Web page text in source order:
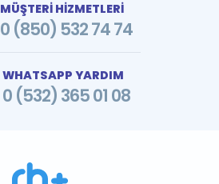
MÜŞTERİ HİZMETLERİ
0 (850) 532 74 74
WHATSAPP YARDIM
0 (532) 365 01 08